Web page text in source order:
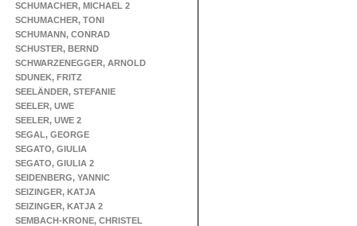
SCHUMACHER, MICHAEL 2
SCHUMACHER, TONI
SCHUMANN, CONRAD
SCHUSTER, BERND
SCHWARZENEGGER, ARNOLD
SDUNEK, FRITZ
SEELÄNDER, STEFANIE
SEELER, UWE
SEELER, UWE 2
SEGAL, GEORGE
SEGATO, GIULIA
SEGATO, GIULIA 2
SEIDENBERG, YANNIC
SEIZINGER, KATJA
SEIZINGER, KATJA 2
SEMBACH-KRONE, CHRISTEL